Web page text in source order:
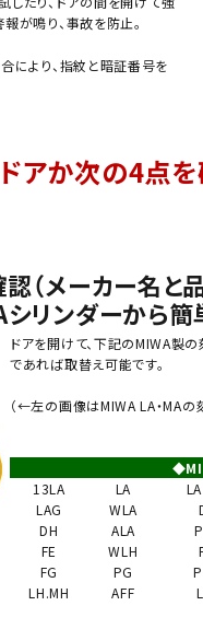
が鳴り、事故を防止。
により、指紋と暗証番号を
アか次の4点を
メーカー名と
リンダーから簡
ドアを開けて、下記のMIWA製
であれば取替え可能です。
（←左の画像はMIWA LA・MAの
13LA
LA
LAG
WLA
DH
ALA
FE
WLH
FG
PG
LH.MH
AFF